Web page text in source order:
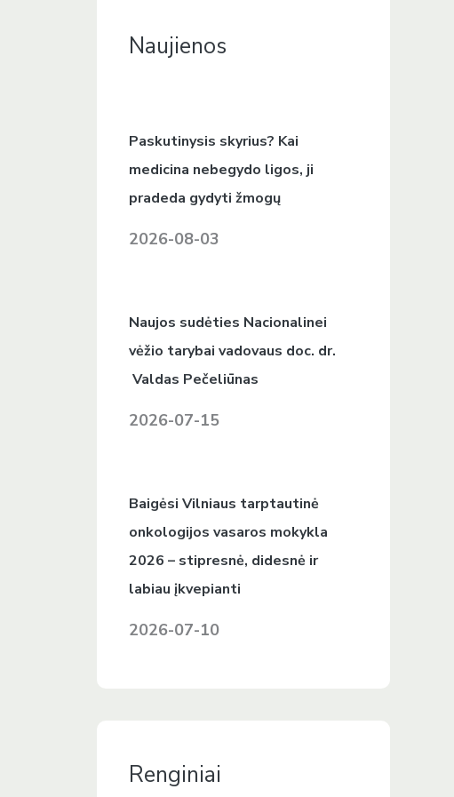
Naujienos
Paskutinysis skyrius? Kai
medicina nebegydo ligos, ji
pradeda gydyti žmogų
2026-08-03
Naujos sudėties Nacionalinei
vėžio tarybai vadovaus doc. dr.
Valdas Pečeliūnas
2026-07-15
Baigėsi Vilniaus tarptautinė
onkologijos vasaros mokykla
2026 – stipresnė, didesnė ir
labiau įkvepianti
2026-07-10
Renginiai